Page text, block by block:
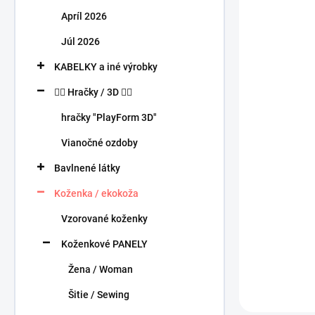
Apríl 2026
Júl 2026
KABELKY a iné výrobky
🧍‍♀️ Hračky / 3D 🧍‍♂️
hračky "PlayForm 3D"
Vianočné ozdoby
Bavlnené látky
Koženka / ekokoža
Vzorované koženky
Koženkové PANELY
Žena / Woman
Šitie / Sewing